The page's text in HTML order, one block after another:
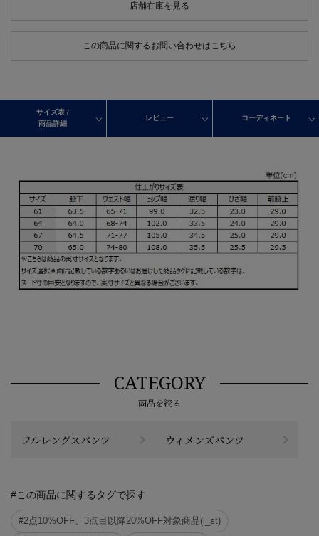
店舗在庫を見る
この商品に関するお問い合わせはこちら
サイズ表 /
商品詳細
レビュー コーディネート
CATEGORY
商品を絞る
フルレングスパンツ ウィメンズパンツ
#この商品に関するタグで探す
#2点10%OFF、3点目以降20%OFF対象商品(l_st)